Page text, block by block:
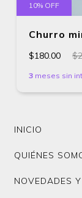
10% OFF
Churro
$180.00
3 meses sin
INICIO
QUIÉNES
NOVEDADES